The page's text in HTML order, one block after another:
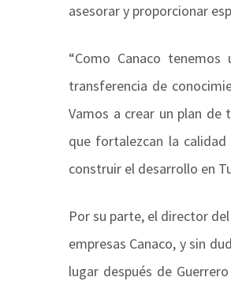
asesorar y proporcionar
“Como Canaco
transferencia de
Vamos a crear un plan
que fortalezcan la
construir el desarrollo en
Por su parte, el director
empresas Canaco, y sin
lugar después de